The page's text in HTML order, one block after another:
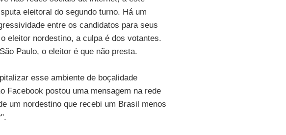
eleitoral do segundo turno. Há um
entre os candidatos para seus
eleitor nordestino, a culpa é dos votantes.
Paulo, o eleitor é que não presta.
esse ambiente de boçalidade
Facebook postou uma mensagem na rede
um nordestino que recebi um Brasil menos